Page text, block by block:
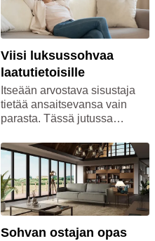
Viisi luksussohvaa
laatutietoisille
Itseään arvostava sisustaja
tietää ansaitsevansa vain
parasta. Tässä jutussa
laatusohvaa, jotka hurmaavat
niin visuaalisella ilmeellään
kuin
käyttömukavuudellaankin!
Sohvan ostajan opas